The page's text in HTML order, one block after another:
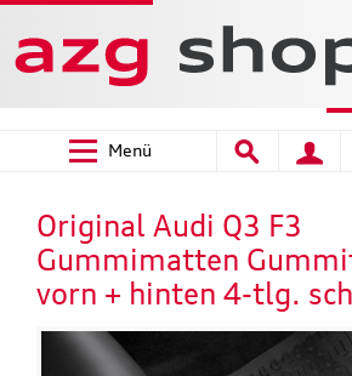
Menü
Original Audi Q3 F3
Gummimatten
vorn + hinten 4-tlg.